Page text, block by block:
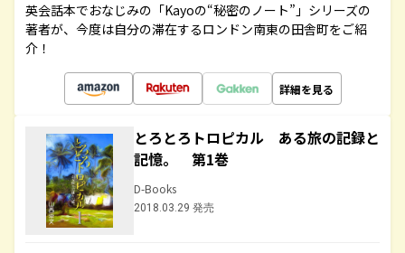
英会話本でおなじみの「Kayoの“秘密のノート”」シリーズの
著者が、今度は自分の滞在するロンドン南東の田舎町をご紹
介！
詳細を見る
とろとろトロピカル ある旅の記録と
記憶。 第1巻
D-Books
2018.03.29 発売